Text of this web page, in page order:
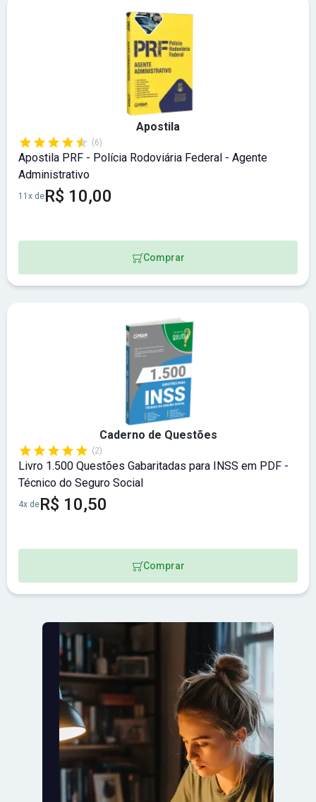
Apostila
(6)
Apostila PRF - Polícia Rodoviária Federal - Agente
Administrativo
11x deR$ 10,00
Comprar
Caderno de Questões
(2)
Livro 1.500 Questões Gabaritadas para INSS em PDF -
Técnico do Seguro Social
4x deR$ 10,50
Comprar